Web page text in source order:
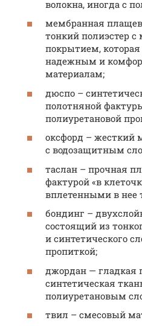
волокна, иногда с
мембранная
тонкий полиэстер
покрытием, которая
надежным и
материалам;
дюспо –
полотняной
полиуретановой
оксфорд – жесткий
с водозащитным
таслан – прочная
фактурой «в
вплетенными в нее
бондинг –
состоящий из
и синтетического
пропиткой;
джордан — гладкая
синтетическая
полиуретановым
твил – смесовый